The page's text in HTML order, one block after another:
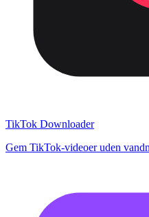
TikTok Downloader
Gem TikTok-videoer uden